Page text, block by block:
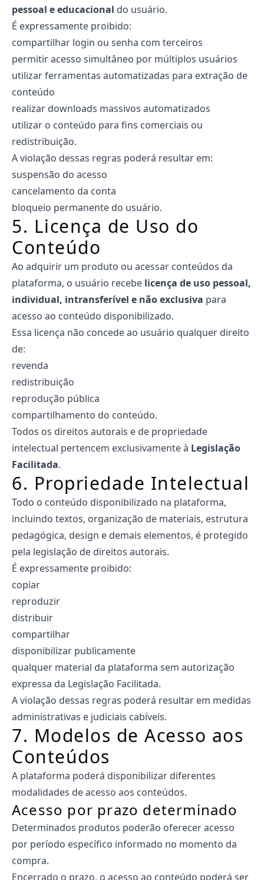
pessoal e educacional do usuário.
É expressamente proibido:
compartilhar login ou senha com terceiros
permitir acesso simultâneo por múltiplos usuários
utilizar ferramentas automatizadas para extração de
conteúdo
realizar downloads massivos automatizados
utilizar o conteúdo para fins comerciais ou
redistribuição.
A violação dessas regras poderá resultar em:
suspensão do acesso
cancelamento da conta
bloqueio permanente do usuário.
5. Licença de Uso do
Conteúdo
Ao adquirir um produto ou acessar conteúdos da
plataforma, o usuário recebe licença de uso pessoal,
individual, intransferível e não exclusiva para
acesso ao conteúdo disponibilizado.
Essa licença não concede ao usuário qualquer direito
de:
revenda
redistribuição
reprodução pública
compartilhamento do conteúdo.
Todos os direitos autorais e de propriedade
intelectual pertencem exclusivamente à Legislação
Facilitada.
6. Propriedade Intelectual
Todo o conteúdo disponibilizado na plataforma,
incluindo textos, organização de materiais, estrutura
pedagógica, design e demais elementos, é protegido
pela legislação de direitos autorais.
É expressamente proibido:
copiar
reproduzir
distribuir
compartilhar
disponibilizar publicamente
qualquer material da plataforma sem autorização
expressa da Legislação Facilitada.
A violação dessas regras poderá resultar em medidas
administrativas e judiciais cabíveis.
7. Modelos de Acesso aos
Conteúdos
A plataforma poderá disponibilizar diferentes
modalidades de acesso aos conteúdos.
Acesso por prazo determinado
Determinados produtos poderão oferecer acesso
por período específico informado no momento da
compra.
Encerrado o prazo, o acesso ao conteúdo poderá ser